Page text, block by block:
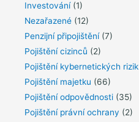
Investování(1)
Nezařazené (12)
Penzijní připojištění(7)
Pojištění cizinců (2)
Pojištění kybernetických rizik
Pojištění majetku (66)
Pojištění odpovědnosti (35)
Pojištění právní ochrany (2)